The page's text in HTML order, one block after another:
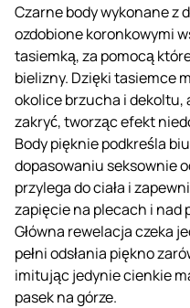
Czarne body wykonane z
ozdobione koronkowymi
tasiemką, za pomocą
bielizny. Dzięki tasiemce
okolice brzucha i dekoltu,
zakryć, tworząc efekt
Body pięknie podkreśla
dopasowaniu seksownie
przylega do ciała i
zapięcie na plecach i nad
Główna rewelacja czeka
pełni odsłania piękno
imitując jedynie cienkie
pasek na górze.